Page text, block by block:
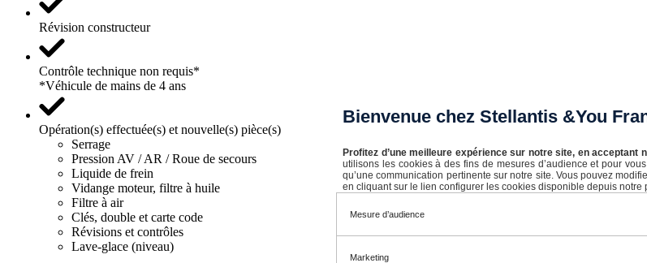
Révision constructeur
Contrôle technique non requis*
*Véhicule de mains de 4 ans
Opération(s) effectuée(s) et nouvelle(s) pièce(s)
Serrage
Pression AV / AR / Roue de secours
Liquide de frein
Vidange moteur, filtre à huile
Filtre à air
Clés, double et carte code
Révisions et contrôles
Lave-glace (niveau)
Bienvenue chez Stellantis &You
Profitez d’une meilleure expérience sur notre site, en acceptant
utilisons les cookies à des fins de mesures d’audience et pour
qu’une communication pertinente sur notre site. Vous pouvez
en cliquant sur le lien configurer les cookies disponible depuis notre
Mesure d’audience
Marketing